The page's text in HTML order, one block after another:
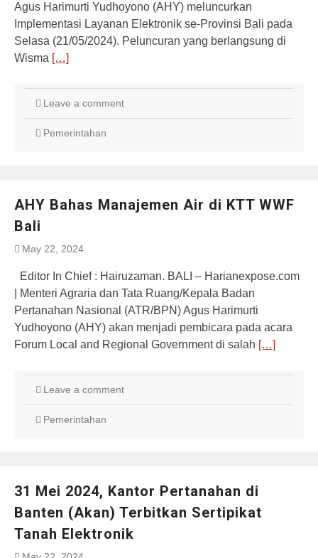
Agus Harimurti Yudhoyono (AHY) meluncurkan
Implementasi Layanan Elektronik se-Provinsi Bali pada
Selasa (21/05/2024). Peluncuran yang berlangsung di
Wisma […]
Leave a comment
Pemerintahan
AHY Bahas Manajemen Air di KTT WWF
Bali
May 22, 2024
Editor In Chief : Hairuzaman. BALI – Harianexpose.com
| Menteri Agraria dan Tata Ruang/Kepala Badan
Pertanahan Nasional (ATR/BPN) Agus Harimurti
Yudhoyono (AHY) akan menjadi pembicara pada acara
Forum Local and Regional Government di salah […]
Leave a comment
Pemerintahan
31 Mei 2024, Kantor Pertanahan di
Banten (Akan) Terbitkan Sertipikat
Tanah Elektronik